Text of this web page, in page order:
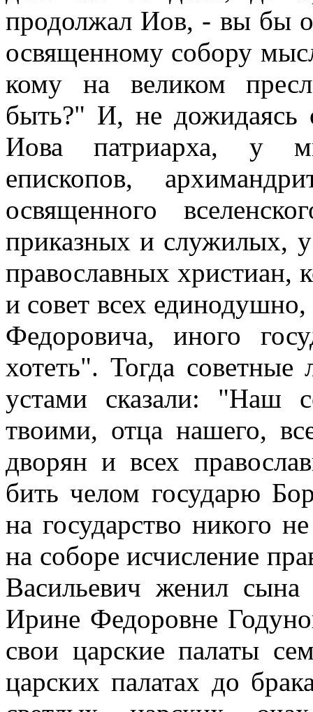
продолжал Иов, - вы бы
освященному собору
кому на великом
быть?" И, не дожидаясь
Иова патриарха, у
епископов,
освященного
приказных и служилых,
православных христиан,
и совет всех
Федоровича, иного
хотеть". Тогда
устами сказали: "Наш
твоими, отца нашего,
дворян и всех
бить челом государю
на государство никого
на соборе исчисление
Васильевич женил сына
Ирине Федоровне
свои царские палаты
царских палатах до